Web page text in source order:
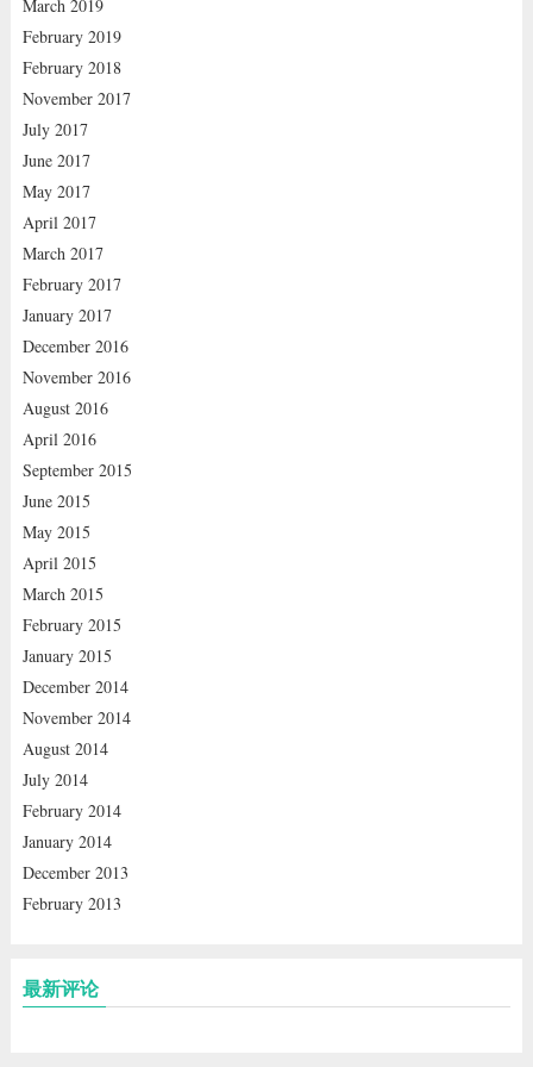
March 2019
February 2019
February 2018
November 2017
July 2017
June 2017
May 2017
April 2017
March 2017
February 2017
January 2017
December 2016
November 2016
August 2016
April 2016
September 2015
June 2015
May 2015
April 2015
March 2015
February 2015
January 2015
December 2014
November 2014
August 2014
July 2014
February 2014
January 2014
December 2013
February 2013
最新评论